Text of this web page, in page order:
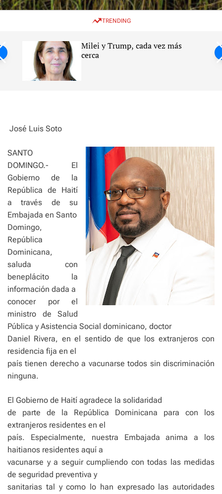
w
c
e
e
TRENDING
Milei y Trump, cada vez más
cerca
José Luis Soto
SANTO
DOMINGO.- El
Gobierno de la
República de Haití
a través de su
Embajada en Santo
Domingo,
República
Dominicana,
saluda con
beneplácito la
información dada a
conocer por el
ministro de Salud
Pública y Asistencia Social dominicano, doctor
Daniel Rivera, en el sentido de que los extranjeros con
residencia fija en el
país tienen derecho a vacunarse todos sin discriminación
ninguna.
El Gobierno de Haití agradece la solidaridad
de parte de la República Dominicana para con los
extranjeros residentes en el
país. Especialmente, nuestra Embajada anima a los
haitianos residentes aquí a
vacunarse y a seguir cumpliendo con todas las medidas
de seguridad preventiva y
sanitarias tal y como lo han expresado las autoridades